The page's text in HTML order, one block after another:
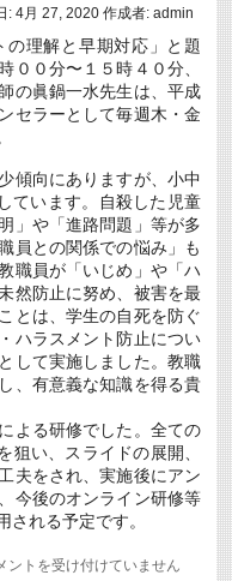
に
い
て
は
: 4月 27, 2020 作成者: admin
理解と早期対応」と題
００分〜１５時４０分、
の眞鍋一水先生は、平成
セラーとして毎週木・金
傾向にありますが、小中
ています。自殺した児童
」や「進路問題」等が多
員との関係での悩み」も
職員が「いじめ」や「ハ
然防止に努め、被害を最
とは、学生の自死を防ぐ
ハラスメント防止につい
して実施しました。教職
、有意義な知識を得る貴
よる研修でした。全ての
狙い、スライドの展開、
夫をされ、実施後にアン
今後のオンライン研修等
れる予定です。
ントを受け付けていません